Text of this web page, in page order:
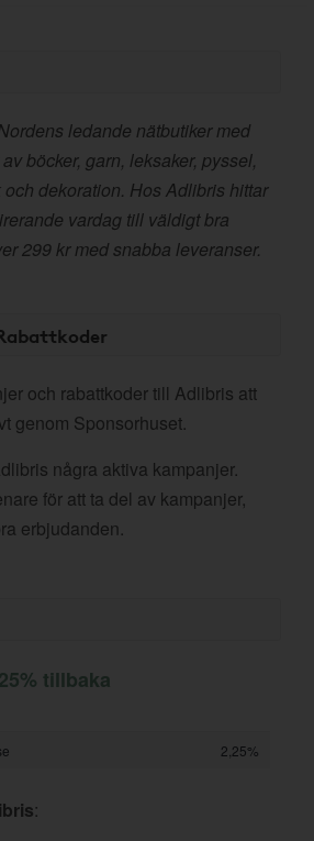
ledande nätbutiker med
böcker, garn, leksaker, pyssel,
dekoration. Hos Adlibris hittar
vardag till väldigt bra
299 kr med snabba leveranser.
och rabattkoder till Adlibris att
genom Sponsorhuset.
några aktiva kampanjer.
för att ta del av kampanjer,
erbjudanden.
tillbaka
2,25%
: